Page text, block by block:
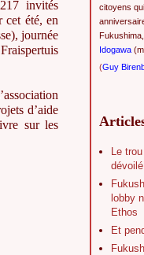
invités
cet été, en
journée
d’aide
sur les
citoyens
Idogawa
(Guy
Le
dévoilé
lobby
Ethos
Et